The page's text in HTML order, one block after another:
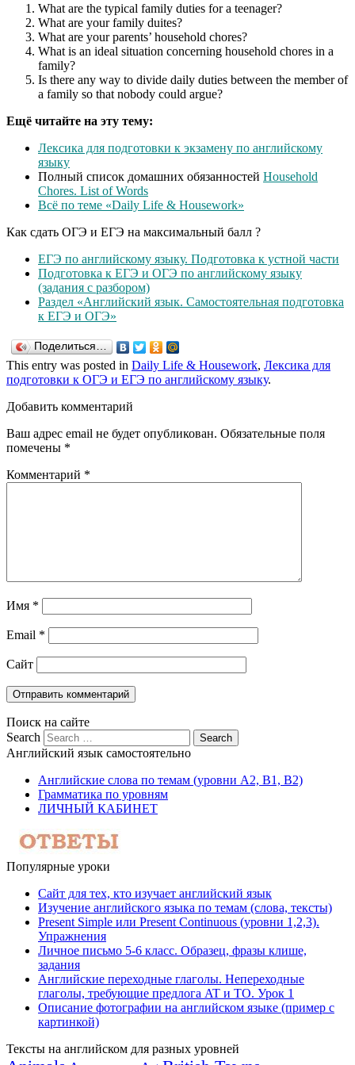
What are the typical family duties for a teenager?
What are your family duites?
What are your parents’ household chores?
What is an ideal situation concerning household chores in a
family?
Is there any way to divide daily duties between the member of
a family so that nobody could argue?
Ещё читайте на эту тему:
Лексика для подготовки к экзамену по английскому
языку
Полный список домашних обязанностей Household
Chores. List of Words
Всё по теме «Daily Life & Housework»
Как сдать ОГЭ и ЕГЭ на максимальный балл ?
ЕГЭ по английскому языку. Подготовка к устной части
Подготовка к ЕГЭ и ОГЭ по английскому языку
(задания с разбором)
Раздел «Английский язык. Самостоятельная подготовка
к ЕГЭ и ОГЭ»
Поделиться…
This entry was posted in Daily Life & Housework, Лексика для
подготовки к ОГЭ и ЕГЭ по английскому языку.
Добавить комментарий
Ваш адрес email не будет опубликован. Обязательные поля
помечены *
Комментарий *
Имя *
Email *
Сайт
Поиск на сайте
Search
Английский язык самостоятельно
Английские слова по темам (уровни A2, B1, B2)
Грамматика по уровням
ЛИЧНЫЙ КАБИНЕТ
Популярные уроки
Сайт для тех, кто изучает английский язык
Изучение английского языка по темам (слова, тексты)
Present Simple или Present Continuous (уровни 1,2,3).
Упражнения
Личное письмо 5-6 класс. Образец, фразы клише,
задания
Английские переходные глаголы. Непереходные
глаголы, требующие предлога AT и TO. Урок 1
Описание фотографии на английском языке (пример с
картинкой)
Тексты на английском для разных уровней